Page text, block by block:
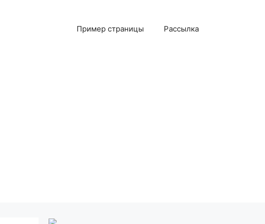
Пример страницы Рассылка